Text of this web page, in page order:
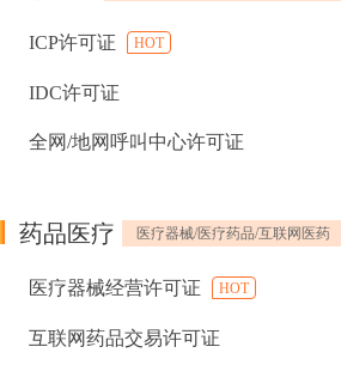
ICP许可证 HOT
IDC许可证
全网/地网呼叫中心许可证
药品医疗 医疗器械/医疗药品/互联网医药
医疗器械经营许可证 HOT
互联网药品交易许可证